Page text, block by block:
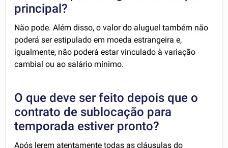
principal?
Não pode. Além disso, o valor do aluguel também não
poderá ser estipulado em moeda estrangeira e,
igualmente, não poderá estar vinculado à variação
cambial ou ao salário mínimo.
O que deve ser feito depois que o
contrato de sublocação para
temporada estiver pronto?
Após lerem atentamente todas as cláusulas do